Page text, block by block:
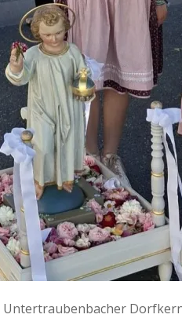
Untertraubenbacher